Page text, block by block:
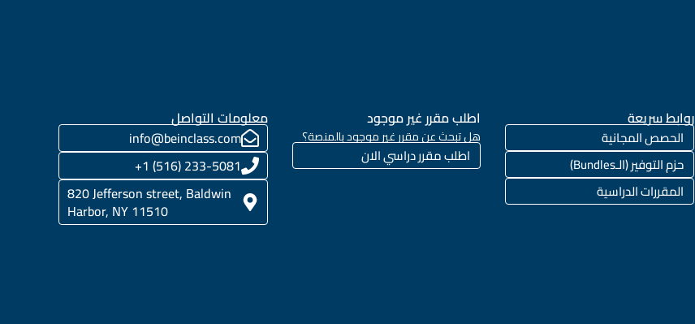
روابط سريعة
الحصص المجانية
حزم التوفير (الـBundles)
المقررات الدراسية
اطلب مقرر غير موجود
هل تبحث عن مقرر غير موجود بالمنصة؟
اطلب مقرر دراسي الان
معلومات التواصل
info@beinclass.com
233-5081 (516) 1+
820 Jefferson street, Baldwin
Harbor, NY 11510